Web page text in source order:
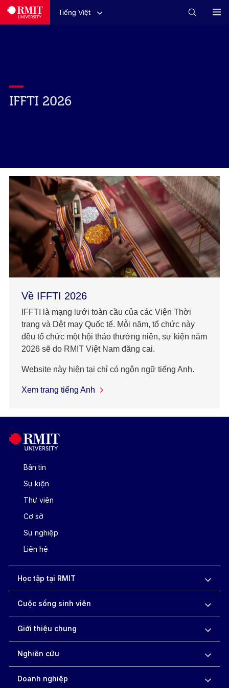
Tiếng Việt
IFFTI 2026
Về IFFTI 2026
IFFTI là mạng lưới toàn cầu của các Viện Thời
trang và Dệt may Quốc tế. Mỗi năm, tổ chức này
đều tổ chức một hội thảo thường niên, sự kiện năm
2026 sẽ do RMIT Việt Nam đăng cai.
Website này hiện tại chỉ có ngôn ngữ tiếng Anh.
Xem trang tiếng Anh
Bản tin
Sự kiện
Thư viện
Cơ sở
Sự nghiệp
Liên hệ
Học tập tại RMIT
Cuộc sống sinh viên
Giới thiệu chung
Nghiên cứu
Doanh nghiệp